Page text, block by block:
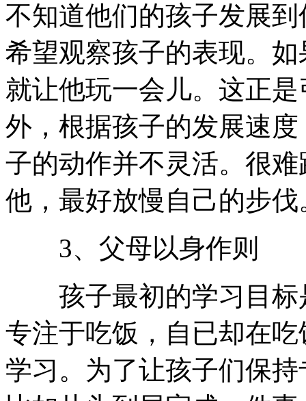
不知道他们的孩子发展
希望观察孩子的表现。
就让他玩一会儿。这正
外，根据孩子的发展速
子的动作并不灵活。很
他，最好放慢自己的步伐
3、父母以身作则
孩子最初的学习目标
专注于吃饭，自已却在
学习。为了让孩子们保